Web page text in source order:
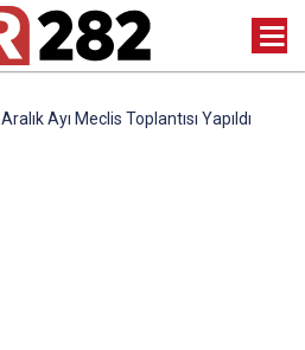
Aralık Ayı Meclis Toplantısı Yapıldı